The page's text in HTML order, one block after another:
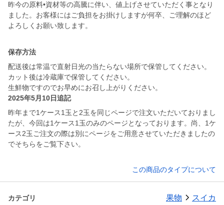
昨今の原料•資材等の高騰に伴い、値上げさせていただく事となり
ました。お客様にはご負担をお掛けしますが何卒、ご理解のほど
保存方法
配送後は常温で直射日光の当たらない場所で保管してください。
カット後は冷蔵庫で保管してください。
生鮮物ですのでお早めにお召し上がりください。
2025年5月10日追記
昨年まで1ケース1玉と2玉を同じページで注文いただいておりまし
たが、今回は1ケース1玉のみのページとなっております。尚、1ケ
ース2玉ご注文の際は別にページをご用意させていただきましたの
でそちらをご覧下さい。
この商品のタイプについて
カテゴリ 果物 スイカ